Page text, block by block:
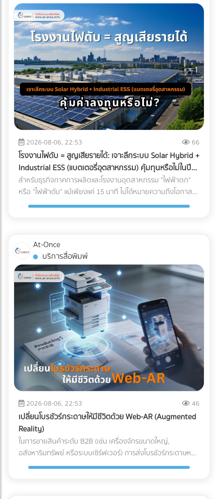
2026-08-06, 22:53 66
โรงงานไฟดับ = สูญเสียรายได้: เจาะลึกระบบ Solar Hybrid +
Industrial ESS (แบตเตอรี่อุตสาหกรรม) คุ้มทุนหรือไม่ในปี
2026?
สำหรับธุรกิจภาคการผลิตและโรงงานอุตสาหกรรม "ไฟฟ้าตก"
หรือ "ไฟฟ้าดับ" แม้เพียงแค่ 15 นาที ไม่ได้หมายความถึงโอกาสที่
พนักงานได้หยุดพักผ่อนชั่วคราว แต่มันคือวิกฤติที่สร้างความ
ต้องหยุดทำงานไปด้วย เพื่อความปลอดภัยของช่างไฟที่กำลัง
ซ่อมแซมสายไฟอยู่ด้านนอก ทำให้โรงงานต้องพึ่งพาเครื่องปั่นไฟ
(Generator) ที่ใช้น้ำมันดีเซลซึ่งมีต้นทุนสูงและปล่อยมลพิษอีก
ด้วย แต่ในปี 2026 เทคโนโลยี Industrial ESS (Energy Storage
System) หรือแบตเตอรี่อุตสาหกรรม ได้เข้ามาปฏิวัติวงการ การ
ผสานระบบ Solar Hybrid เข้ากับ ESS กลายเป็นจิ๊กซอว์ชิ้น
สำคัญที่เจ้าของโรงงานกำลังจับตามอง คำถามคือ... การลงทุน
ระบบนี้ "คุ้มทุน" จริงหรือไม่? บทความนี้จะพาคุณไปเจาะลึกทุกมิติ
ครับ "ต้นทุนแฝง" เมื่อเครื่องจักรสะดุด ที่บิลค่าไฟไม่ได้บอกคุณ
ก่อนจะตอบว่าแบตเตอรี่คุ้มไหม เราต้องประเมิน "ความสูญเสีย"
ที่แท้จริงเวลาโรงงานไฟดับกันก่อนครับ ซึ่งมักจะประกอบไปด้วย 3
ประเด็นที่รบกวนใจผู้บริหารหลายคน: วัตถุดิบที่ต้องเททิ้ง
(Wasted Raw Materials): สำหรับโรงงานพลาสติก อาหาร
หรือเคมีภัณฑ์ หากความร้อนตกหรือสายพานหยุดกะทันหัน
วัตถุดิบที่ค้างอยู่ในเครื่องจักรจะเสียหายและกลายเป็นของเสีย
(Defect/Scrap) ทันที เวลาในการรีเซ็ตระบบ (Downtime &
Restart Time): ไฟดับ 15 นาที ไม่ได้แปลว่ากลับมาผลิตต่อได้ใน
นาทีที่ 16 เครื่องจักรขนาดใหญ่ CNC หรือเตาอบ ต้องใช้เวลา
วอร์มอัปและตั้งค่าพารามิเตอร์ใหม่ ซึ่งอาจกินเวลาเป็นชั่วโมง ค่า
ปรับและความเชื่อมั่น (Penalties & Reputation): การสะดุดของ
At-Once
บริการสื่อพิมพ์
2026-08-06, 22:53 46
เปลี่ยนโบรชัวร์กระดาษให้มีชีวิตด้วย Web-AR (Augmented
Reality)
ในการขายสินค้าระดับ B2B (เช่น เครื่องจักรขนาดใหญ่,
อสังหาริมทรัพย์ หรือระบบเซิร์ฟเวอร์) การส่งโบรชัวร์กระดาษหนา
เตอะให้ผู้บริหารอ่าน มักจะจบลงที่ถังขยะ ในยุคที่คู่แข่งต่างนำ